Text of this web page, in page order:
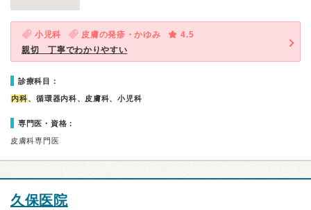
小児科 皮膚の発疹・かゆみ
4.5
親切 丁寧でわかりやすい
診療科目：
内科、循環器内科、皮膚科、小児科
専門医・資格：
皮膚科専門医
久保医院